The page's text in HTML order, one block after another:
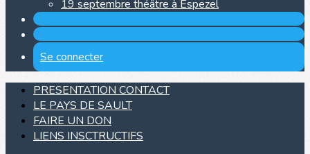
19 septembre théâtre à Espezel
Se connecter
PRESENTATION CONTACT
LE PAYS DE SAULT
FAIRE UN DON
LIENS INSCTRUCTIFS